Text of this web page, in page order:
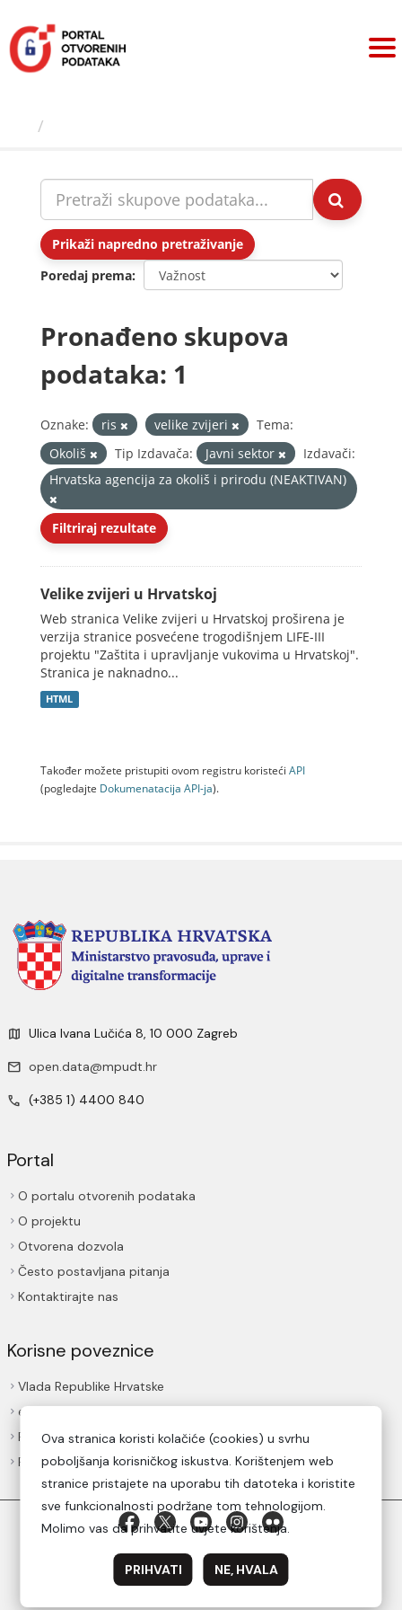
sadržaj
Prikaži napredno pretraživanje
Poredaj prema
Pronađeno skupova
podataka: 1
Oznake: ris velike zvijeri
Tema:
Okoliš
Tip Izdavača: Javni sektor
Izdavači:
Hrvatska agencija za okoliš i prirodu (NEAKTIVAN)
Filtriraj rezultate
Velike zvijeri u Hrvatskoj
Web stranica Velike zvijeri u Hrvatskoj proširena je
verzija stranice posvećene trogodišnjem LIFE-III
projektu "Zaštita i upravljanje vukovima u Hrvatskoj".
Stranica je naknadno...
HTML
Također možete pristupiti ovom registru koristeći API
(pogledajte Dokumenаtаcijа API-jа).